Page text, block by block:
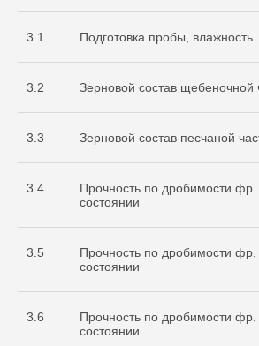
3.1 Подготовка пробы, влажность
3.2 Зерновой состав
3.3 Зерновой состав песчаной
3.4
Прочность по дробимости фр.
состоянии
3.5
Прочность по дробимости
состоянии
3.6
Прочность по дробимости
состоянии